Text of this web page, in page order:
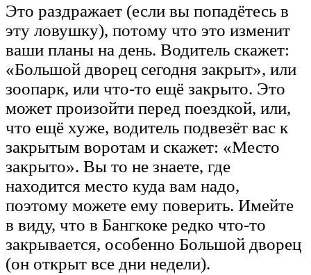
Это раздражает (если вы попадётесь в
эту ловушку), потому что это изменит
ваши планы на день. Водитель скажет:
«Большой дворец сегодня закрыт», или
зоопарк, или что-то ещё закрыто. Это
может произойти перед поездкой, или,
что ещё хуже, водитель подвезёт вас к
закрытым воротам и скажет: «Место
закрыто». Вы то не знаете, где
находится место куда вам надо,
поэтому можете ему поверить. Имейте
в виду, что в Бангкоке редко что-то
закрывается, особенно Большой дворец
(он открыт все дни недели).